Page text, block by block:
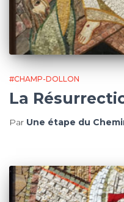
#CHAMP-DOLLON
La
Par Une étape du